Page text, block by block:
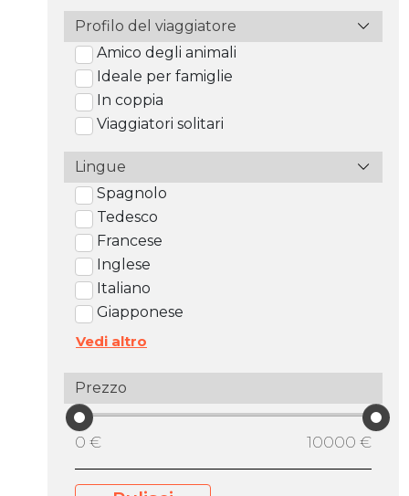
Profilo del viaggiatore
Amico degli animali
Ideale per famiglie
In coppia
Viaggiatori solitari
Lingue
Spagnolo
Tedesco
Francese
Inglese
Italiano
Giapponese
Vedi altro
Prezzo
0 € 10000 €